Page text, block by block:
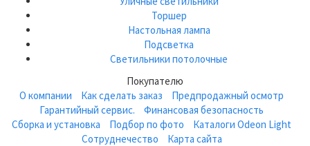
Торшер
Настольная лампа
Подсветка
Светильники потолочные
Покупателю
О компании
Как сделать заказ
Предпродажный осмотр
Гарантийный сервис.
Финансовая безопасность
Сборка и установка
Подбор по фото
Каталоги Odeon Light
Сотруднечество
Карта сайта